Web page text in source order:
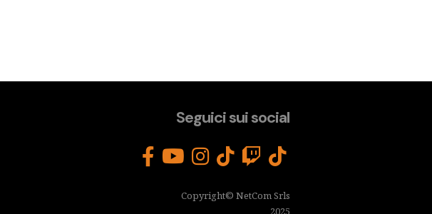
Seguici sui social
Copyright© NetCom Srls
2025